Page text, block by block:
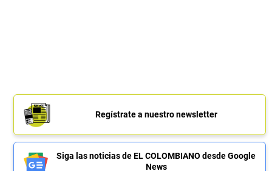
Regístrate a nuestro newsletter
Siga las noticias de EL COLOMBIANO desde Google
News